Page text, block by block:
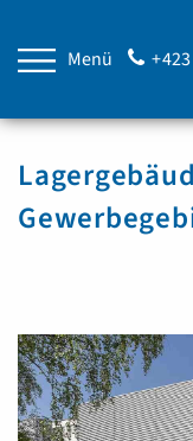
Menü